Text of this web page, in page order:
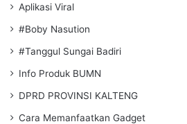
Aplikasi Viral
#Boby Nasution
#Tanggul Sungai Badiri
Info Produk BUMN
DPRD PROVINSI KALTENG
Cara Memanfaatkan Gadget